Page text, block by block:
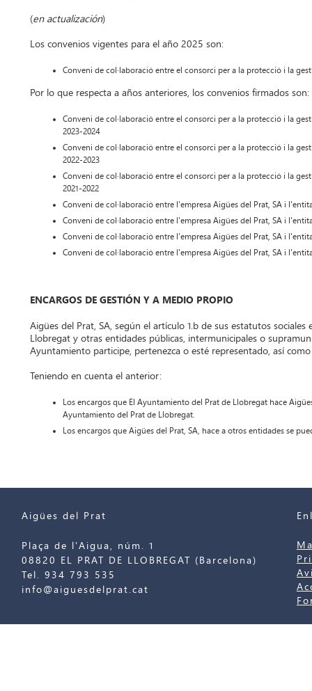
(en actualización)
Los convenios vigentes para el año 2025 son:
Conveni de col·laboració entre el consorci per a la protecció i la
Por lo que respecta a años anteriores, los convenios firmados son:
Conveni de col·laboració entre el consorci per a la protecció i la
2023-2024
Conveni de col·laboració entre el consorci per a la protecció i la
2022-2023
Conveni de col·laboració entre el consorci per a la protecció i la
2021-2022
Conveni de col·laboració entre l'empresa Aigües del Prat, SA i
Conveni de col·laboració entre l'empresa Aigües del Prat, SA i
Conveni de col·laboració entre l'empresa Aigües del Prat, SA i
Conveni de col·laboració entre l'empresa Aigües del Prat, SA i
ENCARGOS DE GESTIÓN Y A MEDIO PROPIO
Aigües del Prat, SA, según el artículo 1.b de sus estatutos
Llobregat y otras entidades públicas, intermunicipales o
Ayuntamiento participe, pertenezca o esté representado, así
Teniendo en cuenta el anterior:
Los encargos que El Ayuntamiento del Prat de Llobregat hace
Ayuntamiento del Prat de Llobregat.
Los encargos que Aigües del Prat, SA, hace a otros entidades se
Aigües del Prat
Plaça de l'Aigua, núm. 1
08820 EL PRAT DE LLOBREGAT (Barcelona)
Tel. 934 793 535
info@aiguesdelprat.cat